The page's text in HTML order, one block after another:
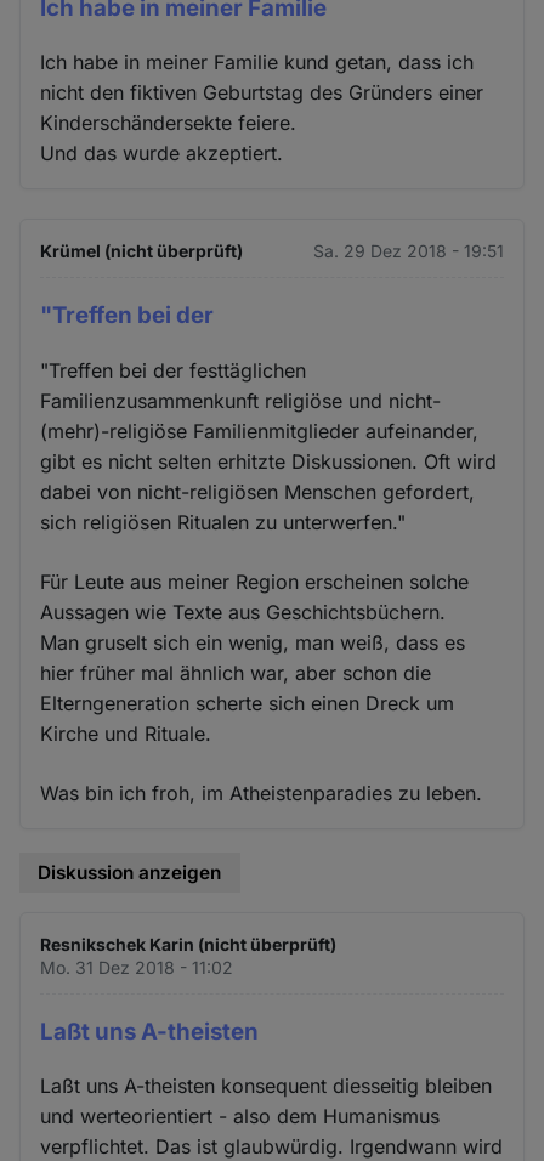
Ich habe in meiner Familie
Ich habe in meiner Familie kund getan, dass ich
nicht den fiktiven Geburtstag des Gründers einer
Kinderschändersekte feiere.
Und das wurde akzeptiert.
Krümel (nicht überprüft) Sa. 29 Dez 2018 - 19:51
"Treffen bei der
"Treffen bei der festtäglichen
Familienzusammenkunft religiöse und nicht-
(mehr)-religiöse Familienmitglieder aufeinander,
gibt es nicht selten erhitzte Diskussionen. Oft wird
dabei von nicht-religiösen Menschen gefordert,
sich religiösen Ritualen zu unterwerfen."
Für Leute aus meiner Region erscheinen solche
Aussagen wie Texte aus Geschichtsbüchern.
Man gruselt sich ein wenig, man weiß, dass es
hier früher mal ähnlich war, aber schon die
Elterngeneration scherte sich einen Dreck um
Kirche und Rituale.
Was bin ich froh, im Atheistenparadies zu leben.
Diskussion anzeigen
Resnikschek Karin (nicht überprüft)
Mo. 31 Dez 2018 - 11:02
Laßt uns A-theisten
Laßt uns A-theisten konsequent diesseitig bleiben
und werteorientiert - also dem Humanismus
verpflichtet. Das ist glaubwürdig. Irgendwann wird